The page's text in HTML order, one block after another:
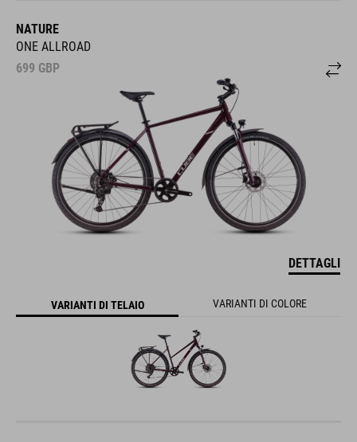
NATURE
ONE ALLROAD
699 GBP
DETTAGLI
VARIANTI DI TELAIO VARIANTI DI COLORE